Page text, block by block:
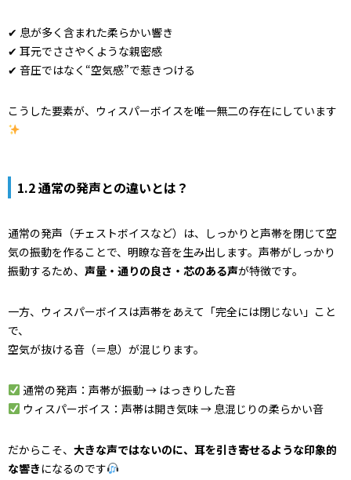
✔ 息が多く含まれた柔らかい響き
✔ 耳元でささやくような親密感
✔ 音圧ではなく“空気感”で惹きつける
こうした要素が、ウィスパーボイスを唯一無二の存在にしています
1.2 通常の発声との違いとは？
通常の発声（チェストボイスなど）は、しっかりと声帯を閉じて空
気の振動を作ることで、明瞭な音を生み出します。声帯がしっかり
振動するため、 声量・通りの良さ・芯のある声が特徴です。
一方、ウィスパーボイスは声帯をあえて「完全には閉じない」こと
で、
空気が抜ける音（＝息）が混じります。
通常の発声：声帯が振動 → はっきりした音
ウィスパーボイス：声帯は開き気味 → 息混じりの柔らかい音
だからこそ、 大きな声ではないのに、耳を引き寄せるような印象的
な響き になるのです